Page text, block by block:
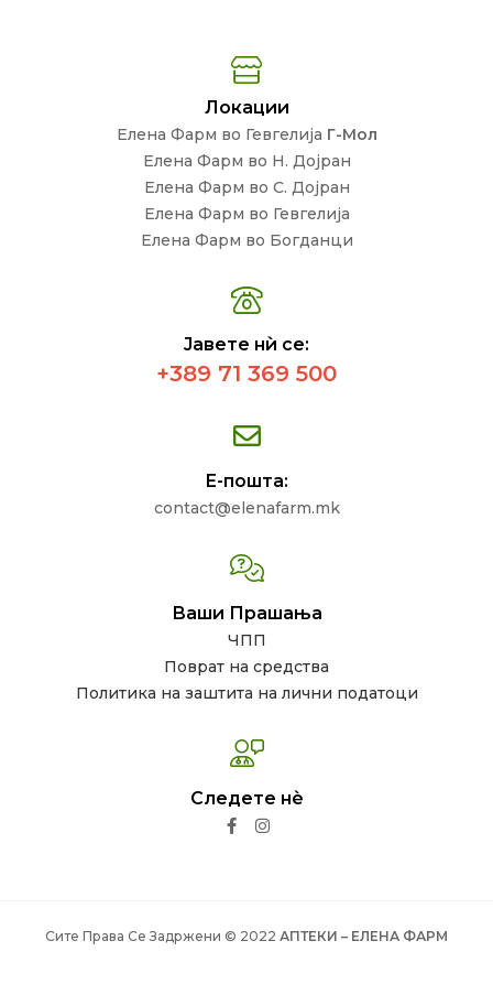
Локации
Елена Фарм во Гевгелија Г-Мол
Елена Фарм во Н. Дојран
Елена Фарм во С. Дојран
Елена Фарм во Гевгелија
Елена Фарм во Богданци
Јавете нѝ се:
+389 71 369 500
Е-пошта:
contact@elenafarm.mk
Ваши Прашања
ЧПП
Поврат на средства
Политика на заштита на лични податоци
Следете нѐ
Сите Права Се Задржени © 2022 АПТЕКИ – ЕЛЕНА ФАРМ